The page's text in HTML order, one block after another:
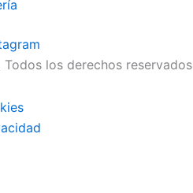
los derechos reservados